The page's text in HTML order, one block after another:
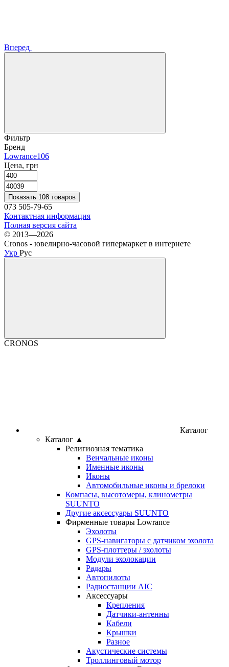
Вперед
Фильтр
Бренд
Lowrance106
Цена, грн
Показать 108 товаров
073 505-79-65
Контактная информация
Полная версия сайта
© 2013—2026
Cronos - ювелирно-часовой гипермаркет в интернете
Укр Рус
CRONOS
Каталог
Каталог ▲
Религиозная тематика
Венчальные иконы
Именные иконы
Иконы
Автомобильные иконы и брелоки
Компасы, высотомеры, клинометры
SUUNTO
Другие аксессуары SUUNTO
Фирменные товары Lowrance
Эхолоты
GPS-навигаторы с датчиком эхолота
GPS-плоттеры / эхолоты
Модули эхолокации
Радары
Автопилоты
Радиостанции АІС
Аксессуары
Крепления
Датчики-антенны
Кабели
Крышки
Разное
Акустические системы
Троллинговый мотор